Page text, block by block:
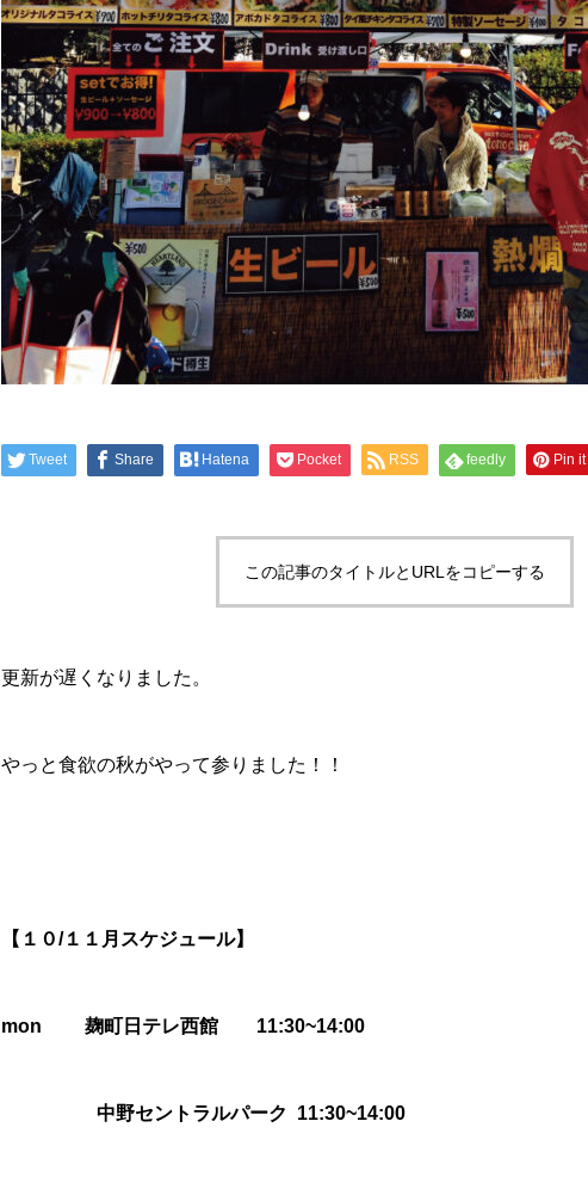
Tweet Share Hatena Pocket RSS feedly Pin it
この記事のタイトルとURLをコピーする
更新が遅くなりました。
やっと食欲の秋がやって参りました！！
【１０/１１ 月スケジュール】
mon 麹町日テレ西館 11:30~14:00
中野セントラルパーク 11:30~14:00